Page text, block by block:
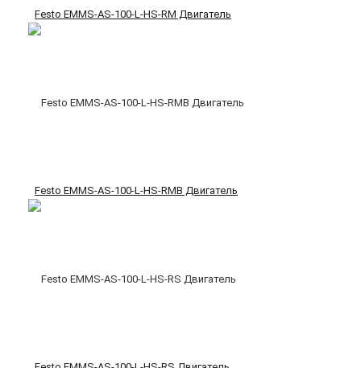
Festo EMMS-AS-100-L-HS-RM Двигатель
Festo EMMS-AS-100-L-HS-RMB Двигатель